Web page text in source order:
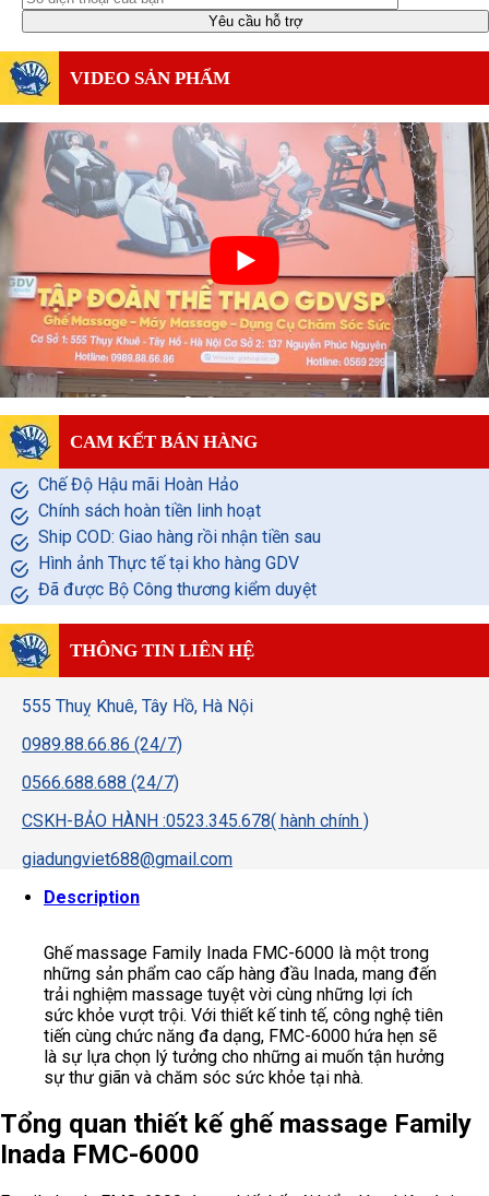
VIDEO SẢN PHẨM
CAM KẾT BÁN HÀNG
Chế Độ Hậu mãi Hoàn Hảo
Chính sách hoàn tiền linh hoạt
Ship COD: Giao hàng rồi nhận tiền sau
Hình ảnh Thực tế tại kho hàng GDV
Đã được Bộ Công thương kiểm duyệt
THÔNG TIN LIÊN HỆ
555 Thuỵ Khuê, Tây Hồ, Hà Nội
0989.88.66.86 (24/7)
0566.688.688 (24/7)
CSKH-BẢO HÀNH :0523.345.678( hành chính )
giadungviet688@gmail.com
Description
Ghế massage Family Inada FMC-6000 là một trong
những sản phẩm cao cấp hàng đầu Inada, mang đến
trải nghiệm massage tuyệt vời cùng những lợi ích
sức khỏe vượt trội. Với thiết kế tinh tế, công nghệ tiên
tiến cùng chức năng đa dạng, FMC-6000 hứa hẹn sẽ
là sự lựa chọn lý tưởng cho những ai muốn tận hưởng
sự thư giãn và chăm sóc sức khỏe tại nhà.
Tổng quan thiết kế ghế massage Family
Inada FMC-6000